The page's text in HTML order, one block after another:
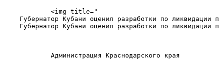
            <img title="
Губернатор Кубани оценил разработки по ликвидации
Губернатор Кубани оценил разработки по ликвидации
Администрация Краснодарского